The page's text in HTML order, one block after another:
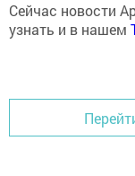
Сейчас новости
узнать и в нашем